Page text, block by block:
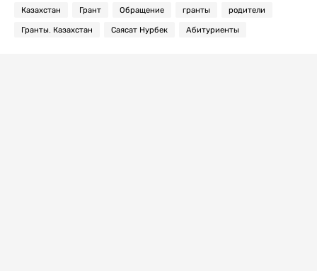
Казахстан Грант Обращение гранты родители
Гранты. Казахстан Саясат Нурбек Абитуриенты